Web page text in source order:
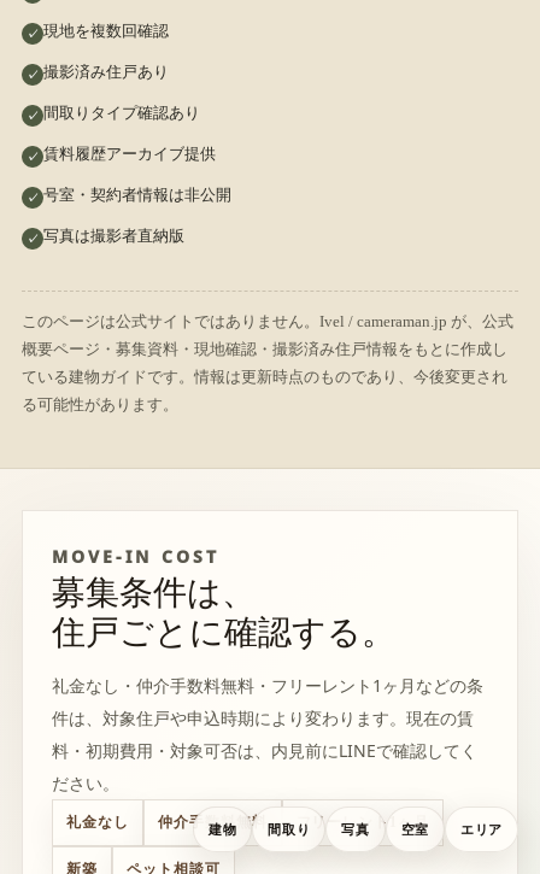
建物 間取り 写真 空室 エリア
現地を複数回確認
撮影済み住戸あり
間取りタイプ確認あり
賃料履歴アーカイブ提供
号室・契約者情報は非公開
写真は撮影者直納版
このページは公式サイトではありません。Ivel / cameraman.jp が、公式
概要ページ・募集資料・現地確認・撮影済み住戸情報をもとに作成し
ている建物ガイドです。情報は更新時点のものであり、今後変更され
る可能性があります。
MOVE-IN COST
募集条件は、
住戸ごとに確認する。
礼金なし・仲介手数料無料・フリーレント1ヶ月などの条
件は、対象住戸や申込時期により変わります。現在の賃
料・初期費用・対象可否は、内見前にLINEで確認してく
ださい。
礼金なし 仲介手数料無料 フリーレント1ヶ月
新築 ペット相談可